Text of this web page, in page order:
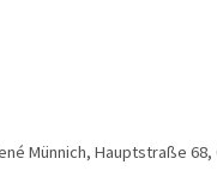
Münnich, Hauptstraße